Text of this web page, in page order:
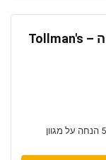
מבצע עד 50% הנחה – Tollman's
קופון מבצע Tollman's Dot טולמנ'ס דוט עם עד 50% הנחה על מגוון